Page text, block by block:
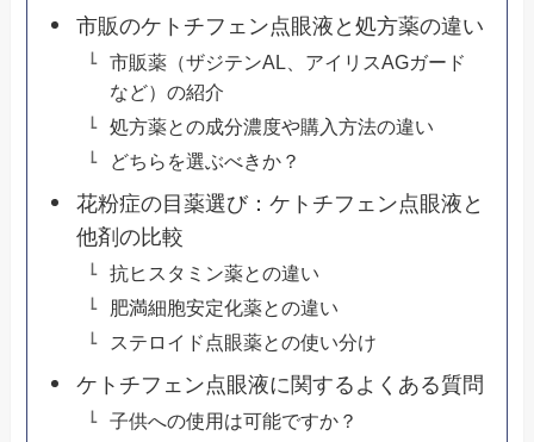
市販のケトチフェン点眼液と処方薬の違い
市販薬（ザジテンAL、アイリスAGガード
など）の紹介
処方薬との成分濃度や購入方法の違い
どちらを選ぶべきか？
花粉症の目薬選び：ケトチフェン点眼液と
他剤の比較
抗ヒスタミン薬との違い
肥満細胞安定化薬との違い
ステロイド点眼薬との使い分け
ケトチフェン点眼液に関するよくある質問
子供への使用は可能ですか？